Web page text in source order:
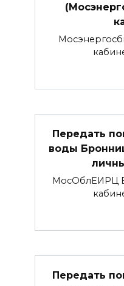
Передать
воды
МосОблЕИРЦ
Передать